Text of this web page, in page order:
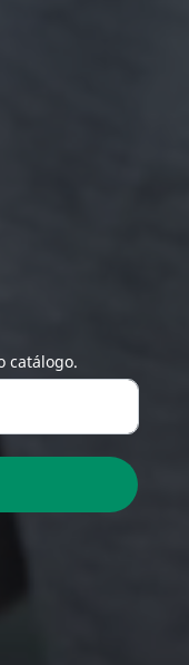
catálogo.